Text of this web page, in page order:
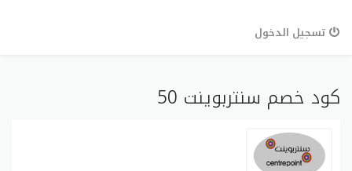
تسجيل الدخول
كود خصم سنتربوينت 50